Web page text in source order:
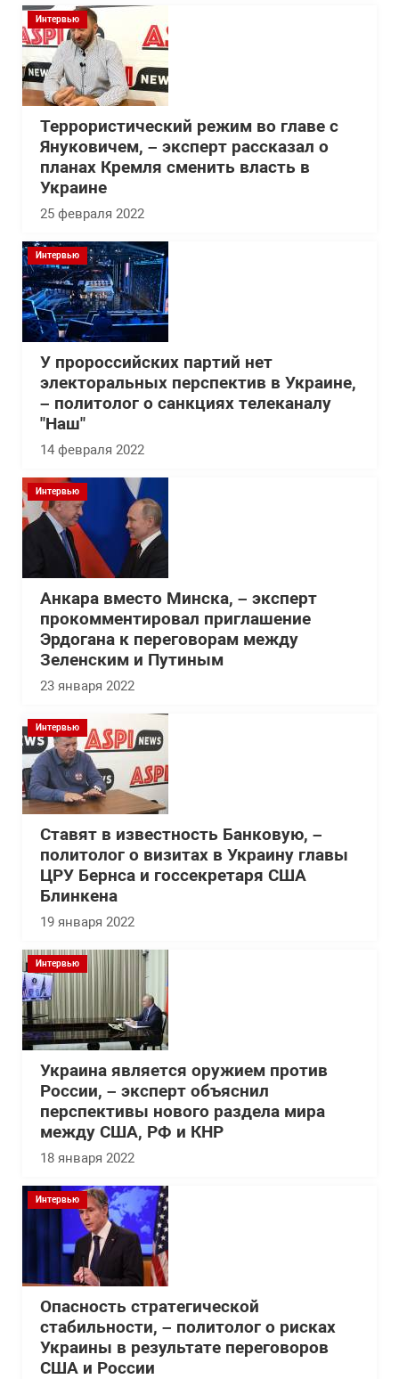
Интервью
Террористический режим во главе с
Януковичем, – эксперт рассказал о
планах Кремля сменить власть в
Украине
25 февраля 2022
Интервью
У пророссийских партий нет
электоральных перспектив в Украине,
– политолог о санкциях телеканалу
"Наш"
14 февраля 2022
Интервью
Анкара вместо Минска, – эксперт
прокомментировал приглашение
Эрдогана к переговорам между
Зеленским и Путиным
23 января 2022
Интервью
Ставят в известность Банковую, –
политолог о визитах в Украину главы
ЦРУ Бернса и госсекретаря США
Блинкена
19 января 2022
Интервью
Украина является оружием против
России, – эксперт объяснил
перспективы нового раздела мира
между США, РФ и КНР
18 января 2022
Интервью
Опасность стратегической
стабильности, – политолог о рисках
Украины в результате переговоров
США и России